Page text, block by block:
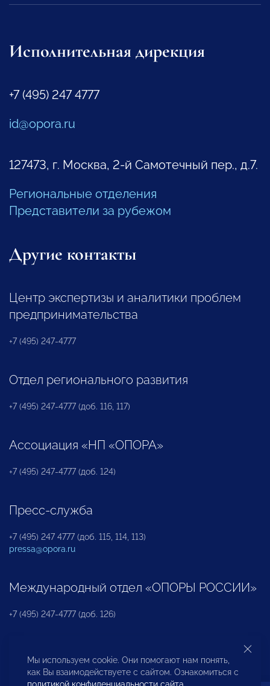
Исполнительная дирекция
+7 (495) 247 4777
id@opora.ru
127473, г. Москва, 2-й Самотечный пер., д.7.
Региональные отделения
Представители за рубежом
Другие контакты
Центр экспертизы и аналитики проблем
предпринимательства
+7 (495) 247-4777
Отдел регионального развития
+7 (495) 247-4777 (доб. 116, 117)
Ассоциация «НП «ОПОРА»
+7 (495) 247-4777 (доб. 124)
Пресс-служба
+7 (495) 247 4777 (доб. 115, 114, 113)
pressa@opora.ru
Международный отдел «ОПОРЫ РОССИИ»
+7 (495) 247-4777 (доб. 126)
Бюро по защите прав предпринимателей и
инвесторов
Мы используем cookie. Они помогают нам понять,
как Вы взаимодействуете с сайтом. Ознакомиться с
политикой конфиденциальности сайта